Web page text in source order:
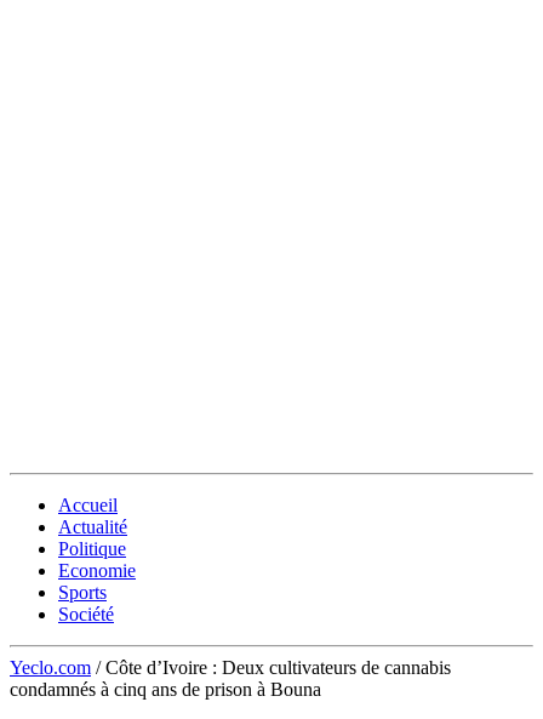
Accueil
Actualité
Politique
Economie
Sports
Société
Yeclo.com / Côte d’Ivoire : Deux cultivateurs de cannabis
condamnés à cinq ans de prison à Bouna